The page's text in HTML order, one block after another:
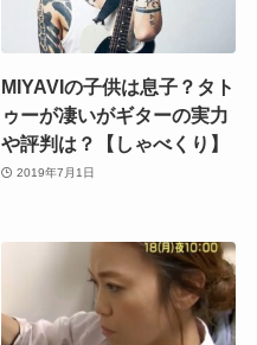
MIYAVIの子供は息子？タト
ゥーが凄いがギターの実力
や評判は？【しゃべくり】
2019年7月1日